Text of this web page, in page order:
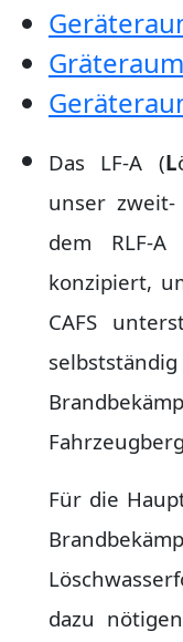
Das LF-A (L
unser zweit-
dem RLF-
konzipiert,
CAFS
Für die
dazu